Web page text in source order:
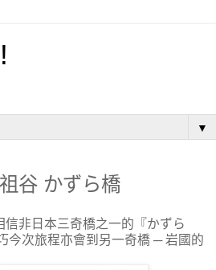
▼
谷 かずら橋
非日本三奇橋之一的『かずら
今次旅程亦會到另一奇橋 ─ 岩國的